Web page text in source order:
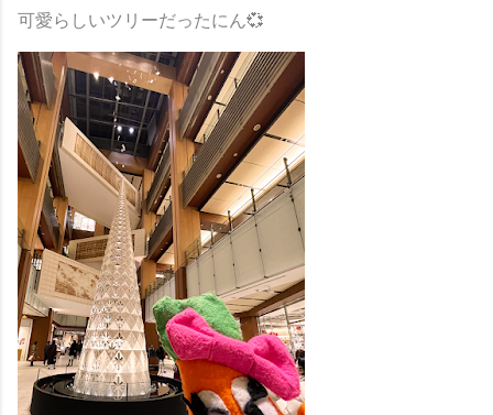
可愛らしいツリーだったにん💞